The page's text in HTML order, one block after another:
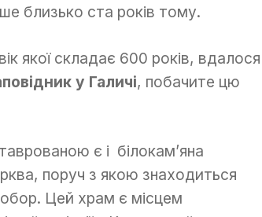
близько ста років тому.
якої складає 600 років, вдалося
у Галичі, побачите цю
є і білокам’яна
поруч з якою знаходиться
Цей храм є місцем